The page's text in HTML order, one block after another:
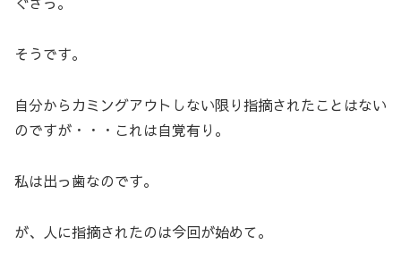
そうです。
自分からカミングアウトしない限り指摘されたことはない
のですが・・・これは自覚有り。
私は出っ歯なのです。
が、人に指摘されたのは今回が始めて。